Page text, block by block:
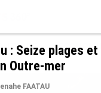
: Seize plages
Outre-mer
FAATAU